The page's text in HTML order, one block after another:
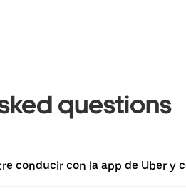
questions
conducir con la app de Uber